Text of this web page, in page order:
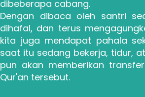
dibeberapa cabang.
Dengan dibaca oleh santri
dihafal, dan terus
kita juga mendapat pahala
saat itu sedang bekerja, tidur,
pun akan memberikan
Qur'an tersebut.